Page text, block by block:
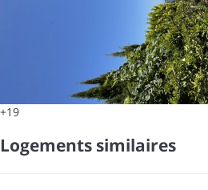
+19
Logements similaires